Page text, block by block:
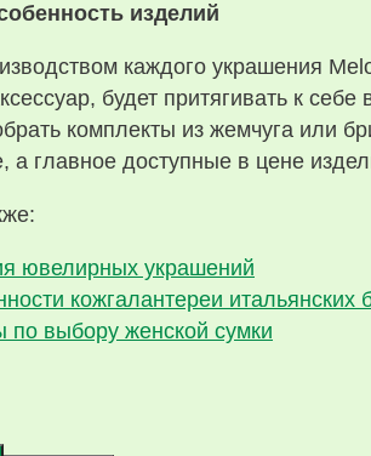
изделий
каждого украшения
будет притягивать к
комплекты из жемчуга или
а главное доступные в цене
ювелирных украшений
кожгалантереи итальянских
по выбору женской сумки